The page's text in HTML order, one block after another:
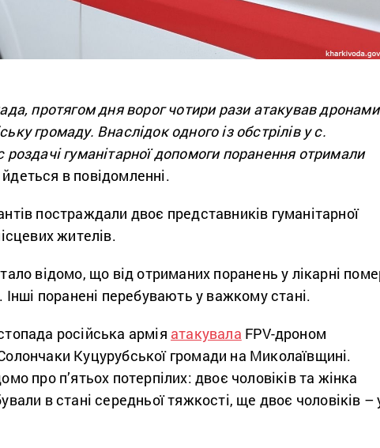
протягом дня ворог чотири рази атакував дронами
громаду. Внаслідок одного із обстрілів у с.
роздачі гуманітарної допомоги поранення отримали
в повідомленні.
постраждали двоє представників гуманітарної
жителів.
відомо, що від отриманих поранень у лікарні
Інші поранені перебувають у важкому стані.
російська армія атакувала FPV-дроном
Куцурубської громади на Миколаївщині.
про п’ятьох потерпілих: двоє чоловіків та жінка
в стані середньої тяжкості, ще двоє чоловіків –